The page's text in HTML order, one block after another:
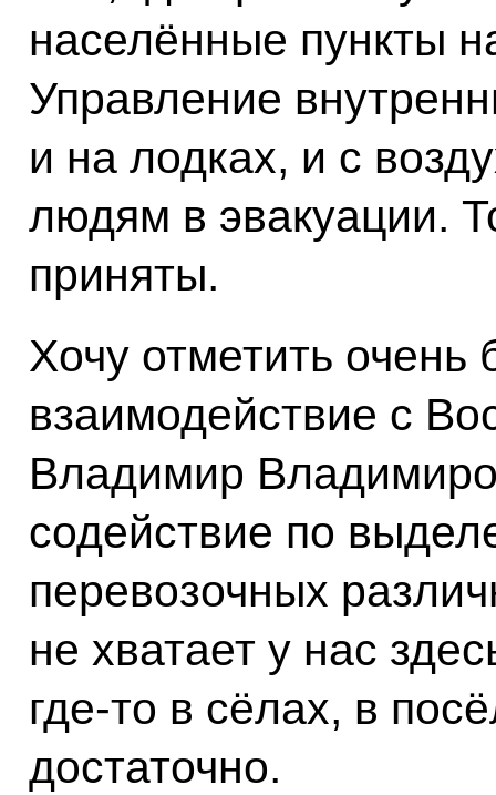
населённые пункты
Управление
и на лодках, и с
людям в эвакуации.
приняты.
Хочу отметить
взаимодействие с
Владимир
содействие по
перевозочных
не хватает у нас
где‑то в сёлах, в
достаточно.